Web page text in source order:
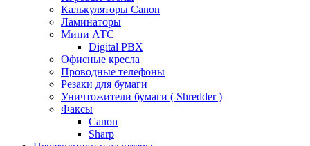
Калькуляторы Canon
Ламинаторы
Мини АТС
Digital PBX
Офисные кресла
Проводные телефоны
Резаки для бумаги
Уничтожители бумаги ( Shredder )
Факсы
Canon
Sharp